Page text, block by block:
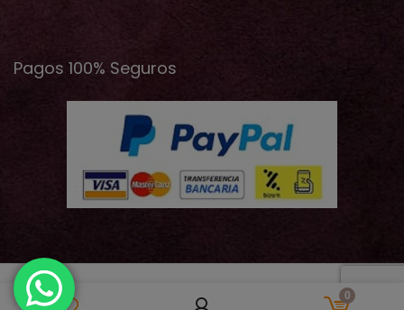
0
Pagos 100% Seguros
2019 © 2026 Cristina Records® - Todos los derechos
reservados | Design by JVelazquez